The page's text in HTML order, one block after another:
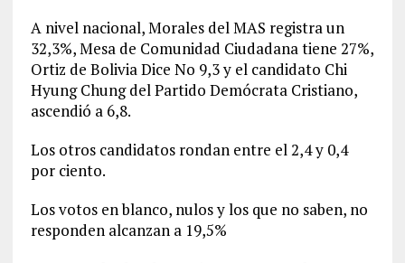
A nivel nacional, Morales del MAS registra un
32,3%, Mesa de Comunidad Ciudadana tiene 27%,
Ortiz de Bolivia Dice No 9,3 y el candidato Chi
Hyung Chung del Partido Demócrata Cristiano,
ascendió a 6,8.
Los otros candidatos rondan entre el 2,4 y 0,4
por ciento.
Los votos en blanco, nulos y los que no saben, no
responden alcanzan a 19,5%